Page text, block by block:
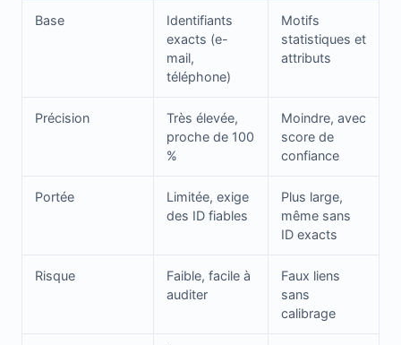
Base
Identifiants
exacts (e-
mail,
téléphone)
Motifs
statistiques et
attributs
Précision
Très élevée,
proche de 100
%
Moindre, avec
score de
confiance
Portée
Limitée, exige
des ID fiables
Plus large,
même sans
ID exacts
Risque
Faible, facile à
auditer
Faux liens
sans
calibrage